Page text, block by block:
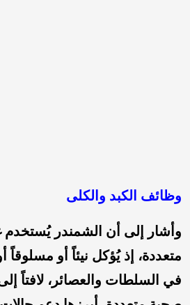
وظائف الكبد والكلى
وأشار إلى أن الشمندر يُستخدم
متعددة، إذ يُؤكل نيئاً أو مسلوقاً
في السلطات والعصائر، لافتاً